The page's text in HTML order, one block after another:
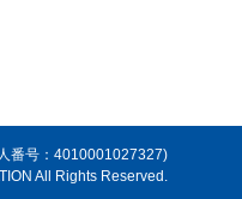
番号：4010001027327)
All Rights Reserved.